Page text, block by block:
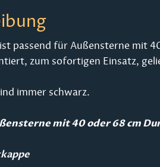
passend für Außensterne mit
zum sofortigen Einsatz,
immer schwarz.
mit 40 oder 68 cm